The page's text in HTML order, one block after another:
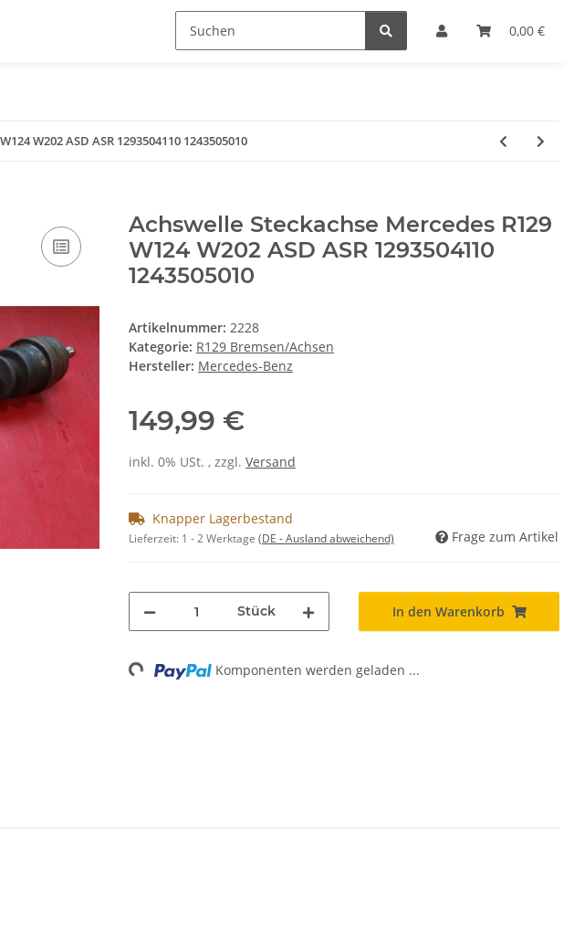
0,00 €
W202 ASD ASR 1293504110 1243505010
Achswelle Steckachse Mercedes R129
W124 W202 ASD ASR 1293504110
1243505010
Artikelnummer: 2228
Kategorie: R129 Bremsen/Achsen
Hersteller: Mercedes-Benz
149,99 €
inkl. 0% USt. , zzgl. Versand
Knapper Lagerbestand
Lieferzeit: 1 - 2 Werktage (DE - Ausland abweichend) Frage zum Artikel
Stück In den Warenkorb
Loading... Komponenten werden geladen ...